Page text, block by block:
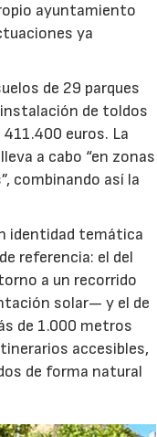
ayuntamiento
ya
de 29 parques
de toldos
euros. La
a cabo “en zonas
combinando así la
identidad temática
referencia: el del
a un recorrido
solar— y el de
de 1.000 metros
accesibles,
de forma natural